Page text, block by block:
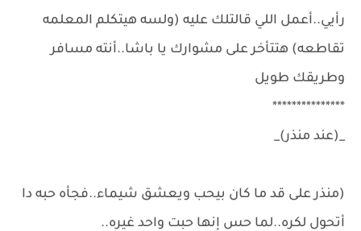
رأيي..أعمل اللي قالتلك عليه (ولسه هيتكلم المعلمه
تقاطعه) هتتأخر على مشوارك يا باشا..أنته مسافر
وطريقك طويل
***************
_(عند منذر)_
(منذر على قد ما كان بيحب ويعشق شيماء..فجأه حبه دا
أتحول لكره..لما حس إنها حبت واحد غيره..